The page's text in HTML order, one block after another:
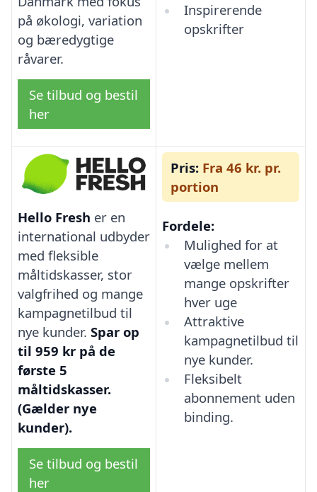
på økologi, variation
og bæredygtige
råvarer.
Se tilbud og bestil
her
Inspirerende
opskrifter
Hello Fresh er en
international udbyder
med fleksible
måltidskasser, stor
valgfrihed og mange
kampagnetilbud til
nye kunder. Spar op
til 959 kr på de
første 5
måltidskasser.
(Gælder nye
kunder).
Se tilbud og bestil
her
Pris: Fra 46 kr. pr.
portion
Fordele:
Mulighed for at
vælge mellem
mange opskrifter
hver uge
Attraktive
kampagnetilbud til
nye kunder.
Fleksibelt
abonnement uden
binding.